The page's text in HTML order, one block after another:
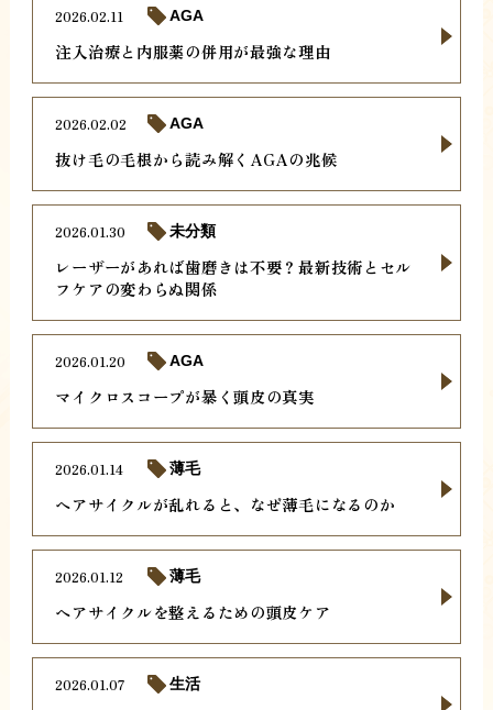
注入治療と内服薬の併用が最強な理由
2026.02.11 AGA
抜け毛の毛根から読み解くAGAの兆候
2026.02.02 AGA
レーザーがあれば歯磨きは不要？最新技術とセル
フケアの変わらぬ関係
2026.01.30 未分類
マイクロスコープが暴く頭皮の真実
2026.01.20 AGA
ヘアサイクルが乱れると、なぜ薄毛になるのか
2026.01.14 薄毛
ヘアサイクルを整えるための頭皮ケア
2026.01.12 薄毛
2026.01.07 生活